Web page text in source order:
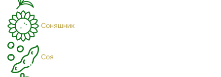
Соняшник
Соя